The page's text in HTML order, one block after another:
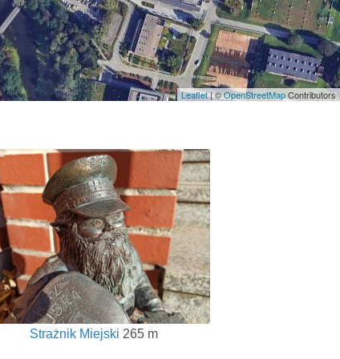
Leaflet| ©OpenStreetMapContributors
Strażnik Miejski 265 m